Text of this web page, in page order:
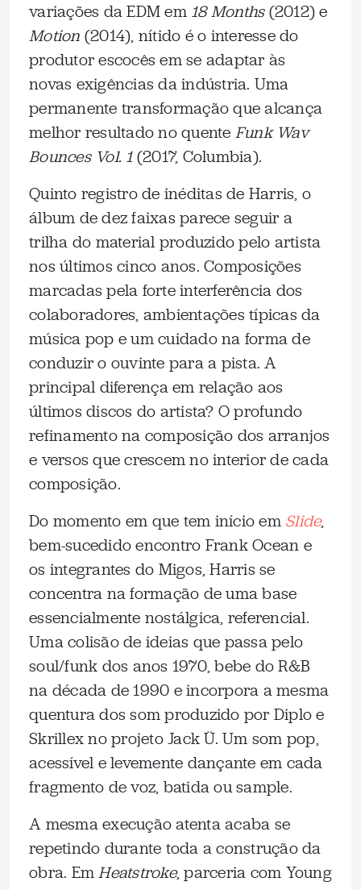
variações da EDM em 18 Months(2012) e
Motion (2014), nítido é o interesse do
produtor escocês em se adaptar às
novas exigências da indústria. Uma
permanente transformação que alcança
melhor resultado no quente Funk Wav
Bounces Vol. 1(2017, Columbia).
Quinto registro de inéditas de Harris, o
álbum de dez faixas parece seguir a
trilha do material produzido pelo artista
nos últimos cinco anos. Composições
marcadas pela forte interferência dos
colaboradores, ambientações típicas da
música pop e um cuidado na forma de
conduzir o ouvinte para a pista. A
principal diferença em relação aos
últimos discos do artista? O profundo
refinamento na composição dos arranjos
e versos que crescem no interior de cada
composição.
Do momento em que tem início em Slide,
bem-sucedido encontro Frank Ocean e
os integrantes do Migos, Harris se
concentra na formação de uma base
essencialmente nostálgica, referencial.
Uma colisão de ideias que passa pelo
soul/funk dos anos 1970, bebe do R&B
na década de 1990 e incorpora a mesma
quentura dos som produzido por Diplo e
Skrillex no projeto Jack Ü. Um som pop,
acessível e levemente dançante em cada
fragmento de voz, batida ou sample.
A mesma execução atenta acaba se
repetindo durante toda a construção da
obra. EmHeatstroke, parceria com Young